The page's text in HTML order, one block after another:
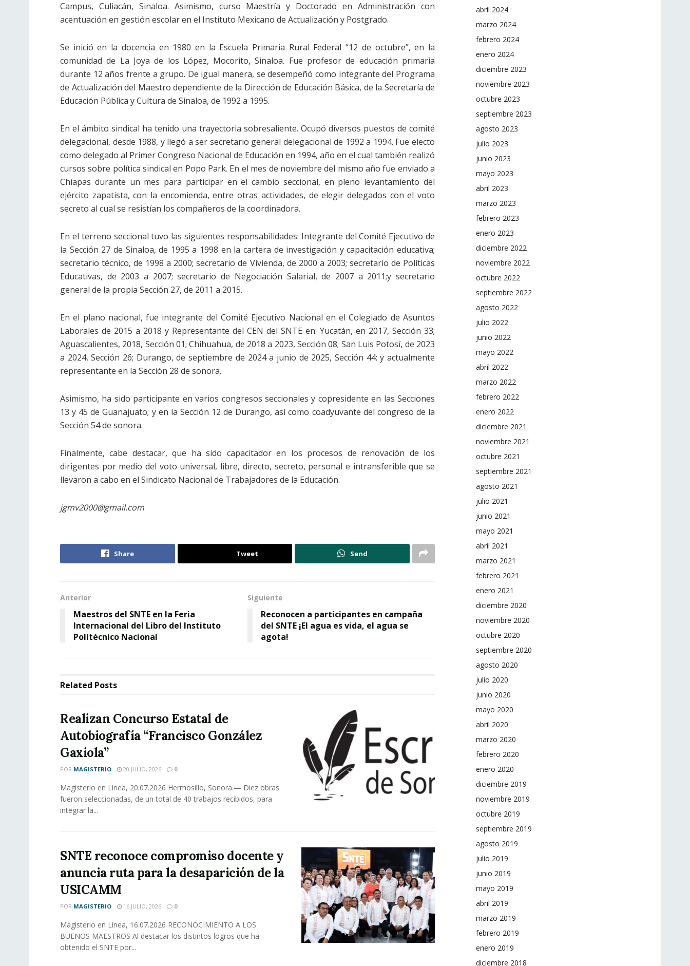
Campus, Culiacán, Sinaloa. Asimismo, curso Maestría y Doctorado en Administración con
acentuación en gestión escolar en el Instituto Mexicano de Actualización y Postgrado.
Se inició en la docencia en 1980 en la Escuela Primaria Rural Federal “12 de octubre”, en la
comunidad de La Joya de los López, Mocorito, Sinaloa. Fue profesor de educación primaria
durante 12 años frente a grupo. De igual manera, se desempeñó como integrante del Programa
de Actualización del Maestro dependiente de la Dirección de Educación Básica, de la Secretaría de
Educación Pública y Cultura de Sinaloa, de 1992 a 1995.
En el ámbito sindical ha tenido una trayectoria sobresaliente. Ocupó diversos puestos de comité
delegacional, desde 1988, y llegó a ser secretario general delegacional de 1992 a 1994. Fue electo
como delegado al Primer Congreso Nacional de Educación en 1994, año en el cual también realizó
cursos sobre política sindical en Popo Park. En el mes de noviembre del mismo año fue enviado a
Chiapas durante un mes para participar en el cambio seccional, en pleno levantamiento del
ejército zapatista, con la encomienda, entre otras actividades, de elegir delegados con el voto
secreto al cual se resistían los compañeros de la coordinadora.
En el terreno seccional tuvo las siguientes responsabilidades: Integrante del Comité Ejecutivo de
la Sección 27 de Sinaloa, de 1995 a 1998 en la cartera de investigación y capacitación educativa;
secretario técnico, de 1998 a 2000; secretario de Vivienda, de 2000 a 2003; secretario de Políticas
Educativas, de 2003 a 2007; secretario de Negociación Salarial, de 2007 a 2011;y secretario
general de la propia Sección 27, de 2011 a 2015.
En el plano nacional, fue integrante del Comité Ejecutivo Nacional en el Colegiado de Asuntos
Laborales de 2015 a 2018 y Representante del CEN del SNTE en: Yucatán, en 2017, Sección 33;
Aguascalientes, 2018, Sección 01; Chihuahua, de 2018 a 2023, Sección 08; San Luis Potosí, de 2023
a 2024, Sección 26; Durango, de septiembre de 2024 a junio de 2025, Sección 44; y actualmente
representante en la Sección 28 de sonora.
Asimismo, ha sido participante en varios congresos seccionales y copresidente en las Secciones
13 y 45 de Guanajuato; y en la Sección 12 de Durango, así como coadyuvante del congreso de la
Sección 54 de sonora.
Finalmente, cabe destacar, que ha sido capacitador en los procesos de renovación de los
dirigentes por medio del voto universal, libre, directo, secreto, personal e intransferible que se
llevaron a cabo en el Sindicato Nacional de Trabajadores de la Educación.
jgmv2000@gmail.com
Share Tweet Send
Anterior
Maestros del SNTE en la Feria
Internacional del Libro del Instituto
Politécnico Nacional
Siguiente
Reconocen a participantes en campaña
del SNTE ¡El agua es vida, el agua se
agota!
Related Posts
Realizan Concurso Estatal de
Autobiografía “Francisco González
Gaxiola”
POR MAGISTERIO 20 JULIO, 2026 0
Magisterio en Línea, 20.07.2026 Hermosillo, Sonora.— Diez obras
fueron seleccionadas, de un total de 40 trabajos recibidos, para
integrar la...
SNTE reconoce compromiso docente y
anuncia ruta para la desaparición de la
USICAMM
POR MAGISTERIO 16 JULIO, 2026 0
Magisterio en Línea, 16.07.2026 RECONOCIMIENTO A LOS
BUENOS MAESTROS Al destacar los distintos logros que ha
obtenido el SNTE por...
abril 2024
marzo 2024
febrero 2024
enero 2024
diciembre 2023
noviembre 2023
octubre 2023
septiembre 2023
agosto 2023
julio 2023
junio 2023
mayo 2023
abril 2023
marzo 2023
febrero 2023
enero 2023
diciembre 2022
noviembre 2022
octubre 2022
septiembre 2022
agosto 2022
julio 2022
junio 2022
mayo 2022
abril 2022
marzo 2022
febrero 2022
enero 2022
diciembre 2021
noviembre 2021
octubre 2021
septiembre 2021
agosto 2021
julio 2021
junio 2021
mayo 2021
abril 2021
marzo 2021
febrero 2021
enero 2021
diciembre 2020
noviembre 2020
octubre 2020
septiembre 2020
agosto 2020
julio 2020
junio 2020
mayo 2020
abril 2020
marzo 2020
febrero 2020
enero 2020
diciembre 2019
noviembre 2019
octubre 2019
septiembre 2019
agosto 2019
julio 2019
junio 2019
mayo 2019
abril 2019
marzo 2019
febrero 2019
enero 2019
diciembre 2018